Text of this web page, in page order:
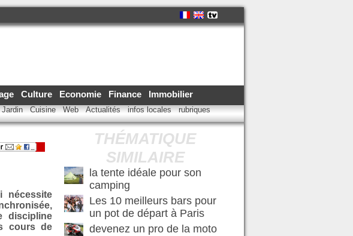
Culture Economie Finance Immobilier
Jardin Cuisine Web Actualités infos locales rubriques
nécessite
discipline
cours de
THÉMATIQUE
SIMILAIRE
la tente idéale pour son
camping
Les 10 meilleurs bars pour
un pot de départ à Paris
devenez un pro de la moto